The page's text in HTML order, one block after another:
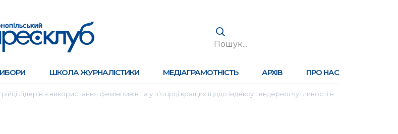
ШКОЛА ЖУРНАЛІСТИКИ МЕДІАГРАМОТНІСТЬ АРХІВ ПРО НАС
лідерів з використання фемінітивів та у п’ятірці кращих щодо індексу гендерної чутливості в